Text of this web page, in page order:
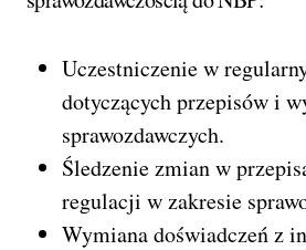
Uczestniczenie w
dotyczących przepisów i
sprawozdawczych.
Śledzenie zmian w
regulacji w zakresie
Wymiana doświadczeń z